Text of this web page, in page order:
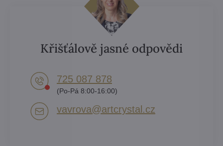
Křišťálově jasné odpovědi
725 087 878​
(Po-Pá 8:00-16:00)
vavrova​@artcrystal​.cz